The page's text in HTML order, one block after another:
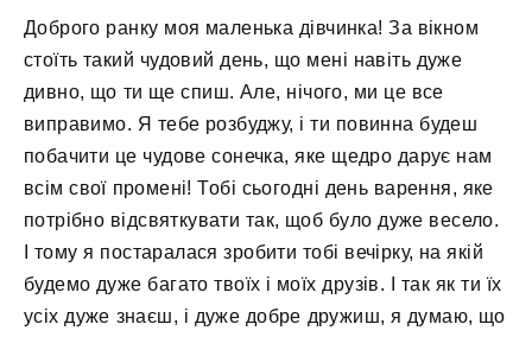
Доброго ранку моя маленька дівчинка! За вікном
стоїть такий чудовий день, що мені навіть дуже
дивно, що ти ще спиш. Але, нічого, ми це все
виправимо. Я тебе розбуджу, і ти повинна будеш
побачити це чудове сонечка, яке щедро дарує нам
всім свої промені! Тобі сьогодні день варення, яке
потрібно відсвяткувати так, щоб було дуже весело.
І тому я постаралася зробити тобі вечірку, на якій
будемо дуже багато твоїх і моїх друзів. І так як ти їх
усіх дуже знаєш, і дуже добре дружиш, я думаю, що